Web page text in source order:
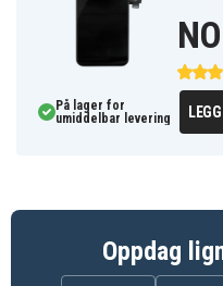
ytre påvirkning.
Artikkelnr
EAN / GTIN
På lager for
umiddelbar levering
Oppdag